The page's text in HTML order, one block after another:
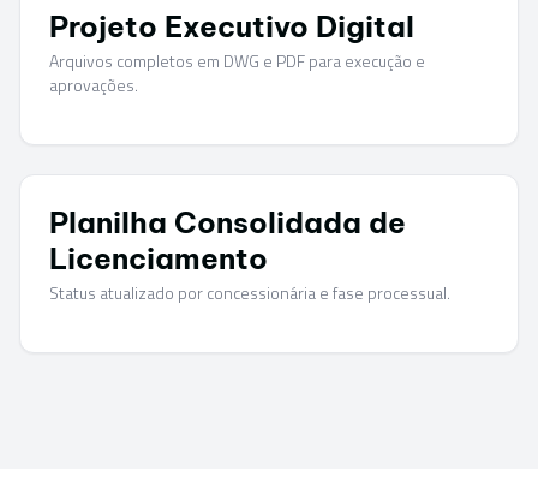
Projeto Executivo Digital
Arquivos completos em DWG e PDF para execução e
aprovações.
Planilha Consolidada de
Licenciamento
Status atualizado por concessionária e fase processual.